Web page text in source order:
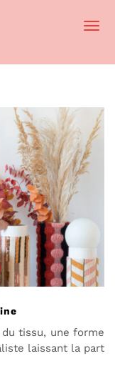
tissu, une forme
laissant la part